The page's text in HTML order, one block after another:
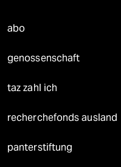
abo
genossenschaft
taz zahl ich
recherchefonds ausland
panterstiftung